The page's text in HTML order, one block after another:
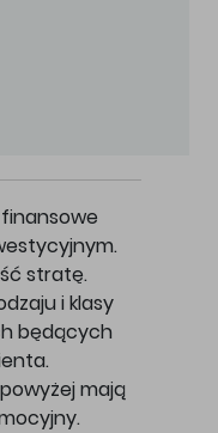
stratę.
i klasy
będących
mają